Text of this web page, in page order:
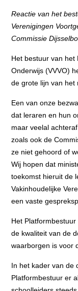
Reactie van het
Verenigingen
Commissie
Het bestuur van het
Onderwijs (VVVO)
de grote lijn van het
Een van onze
dat leraren en hun
maar veelal
zoals ook de
ze niet gehoord of
Wij hopen dat
toekomst hieruit de
Vakinhoudelijke
een vaste
Het
de kwaliteit van de
waarborgen is voor
In het kader van de
Platformbestuur er